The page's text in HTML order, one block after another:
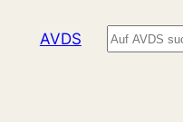
InhaltAVDS Suchen